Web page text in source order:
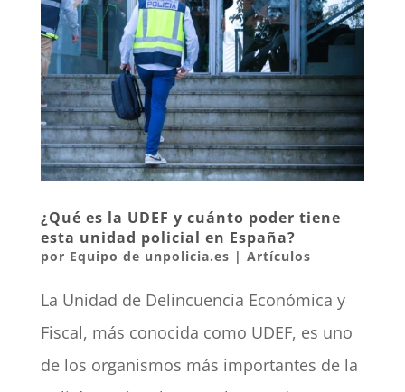
¿Qué es la UDEF y cuánto poder tiene
esta unidad policial en España?
por Equipo de unpolicia.es | Artículos
La Unidad de Delincuencia Económica y
Fiscal, más conocida como UDEF, es uno
de los organismos más importantes de la